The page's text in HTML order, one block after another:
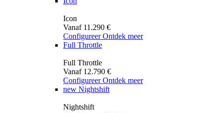
Icon
Vanaf 11.290 €
Configureer Ontdek meer
Full Throttle
Full Throttle
Vanaf 12.790 €
Configureer Ontdek meer
new Nightshift
Nightshift